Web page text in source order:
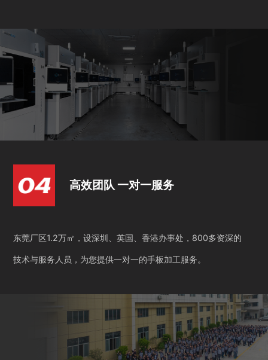
高效团队 一对一服务
东莞厂区1.2万㎡，设深圳、英国、香港办事处，800多资深的
技术与服务人员，为您提供一对一的手板加工服务。